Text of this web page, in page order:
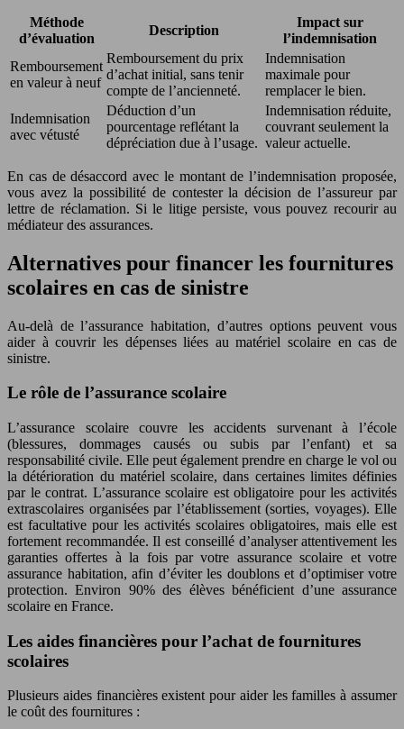
Méthode
d’évaluation
Description
Impact sur
l’indemnisation
Remboursement
en valeur à neuf
Remboursement du prix
d’achat initial, sans tenir
compte de l’ancienneté.
Indemnisation
maximale pour
remplacer le bien.
Indemnisation
avec vétusté
Déduction d’un
pourcentage reflétant la
dépréciation due à l’usage.
Indemnisation réduite,
couvrant seulement la
valeur actuelle.
En cas de désaccord avec le montant de l’indemnisation proposée,
vous avez la possibilité de contester la décision de l’assureur par
lettre de réclamation. Si le litige persiste, vous pouvez recourir au
médiateur des assurances.
Alternatives pour financer les fournitures
scolaires en cas de sinistre
Au-delà de l’assurance habitation, d’autres options peuvent vous
aider à couvrir les dépenses liées au matériel scolaire en cas de
sinistre.
Le rôle de l’assurance scolaire
L’assurance scolaire couvre les accidents survenant à l’école
(blessures, dommages causés ou subis par l’enfant) et sa
responsabilité civile. Elle peut également prendre en charge le vol ou
la détérioration du matériel scolaire, dans certaines limites définies
par le contrat. L’assurance scolaire est obligatoire pour les activités
extrascolaires organisées par l’établissement (sorties, voyages). Elle
est facultative pour les activités scolaires obligatoires, mais elle est
fortement recommandée. Il est conseillé d’analyser attentivement les
garanties offertes à la fois par votre assurance scolaire et votre
assurance habitation, afin d’éviter les doublons et d’optimiser votre
protection. Environ 90% des élèves bénéficient d’une assurance
scolaire en France.
Les aides financières pour l’achat de fournitures
scolaires
Plusieurs aides financières existent pour aider les familles à assumer
le coût des fournitures :